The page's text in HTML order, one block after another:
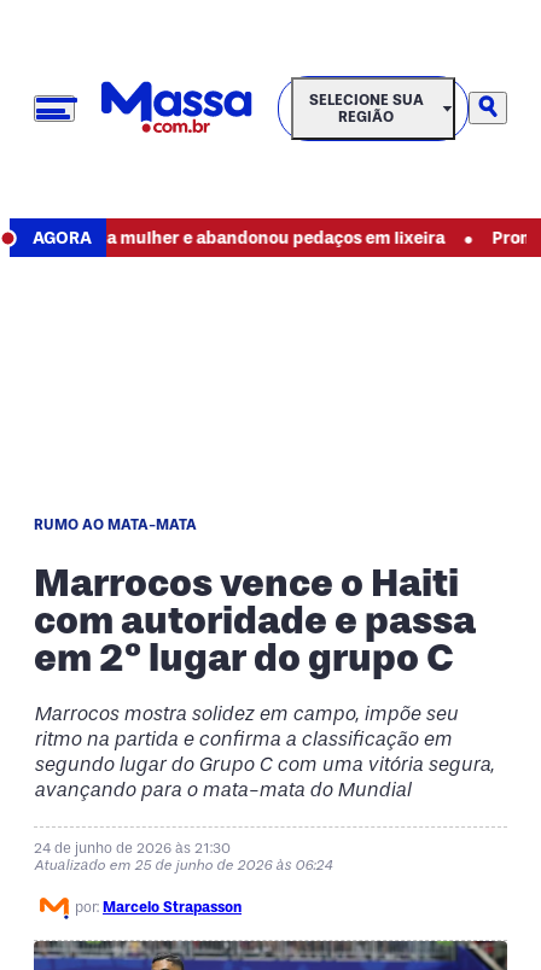
SELECIONE SUA REGIÃO
SELECIONE SUA
REGIÃO
AGORA
uma mulher e abandonou pedaços em lixeira • Promoção
RUMO AO MATA-MATA
Marrocos vence o Haiti
com autoridade e passa
em 2º lugar do grupo C
Marrocos mostra solidez em campo, impõe seu
ritmo na partida e confirma a classificação em
segundo lugar do Grupo C com uma vitória segura,
avançando para o mata-mata do Mundial
24 de junho de 2026 às 21:30
Atualizado em 25 de junho de 2026 às 06:24
por: Marcelo Strapasson